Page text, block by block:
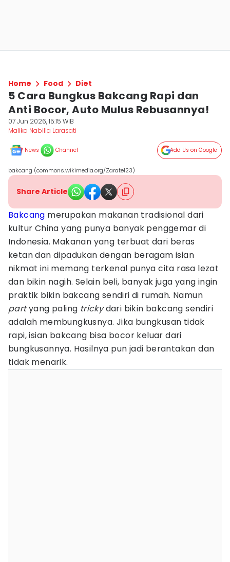
Home Food Diet
5 Cara Bungkus Bakcang Rapi dan
Anti Bocor, Auto Mulus Rebusannya!
07 Jun 2026, 15:15 WIB
Malika Nabilla Larasati
News Channel Add Us on Google
bakcang (commons.wikimedia.org/Zarate123)
Share Article
Bakcang merupakan makanan tradisional dari
kultur China yang punya banyak penggemar di
Indonesia. Makanan yang terbuat dari beras
ketan dan dipadukan dengan beragam isian
nikmat ini memang terkenal punya cita rasa lezat
dan bikin nagih. Selain beli, banyak juga yang ingin
praktik bikin bakcang sendiri di rumah. Namun
partyang paling trickydari bikin bakcang sendiri
adalah membungkusnya. Jika bungkusan tidak
rapi, isian bakcang bisa bocor keluar dari
bungkusannya. Hasilnya pun jadi berantakan dan
tidak menarik.